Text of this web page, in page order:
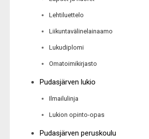
Lehtiluettelo
Liikuntavälinelainaamo
Lukudiplomi
Omatoimikirjasto
Pudasjärven lukio
Ilmailulinja
Lukion opinto-opas
Pudasjärven peruskoulu